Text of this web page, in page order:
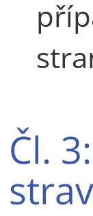
Čl.